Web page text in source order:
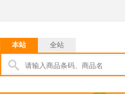
本站
全站